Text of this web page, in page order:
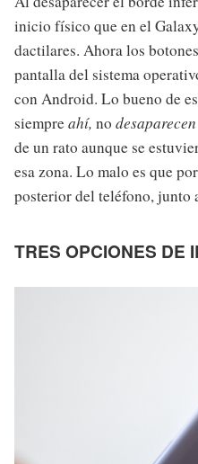
inicio físico que en el
dactilares. Ahora los botones
pantalla del sistema
con Android. Lo bueno de
siempreahí, no desaparecen
de un rato aunque se
esa zona. Lo malo es que
posterior del teléfono, junto
TRES OPCIONES DE